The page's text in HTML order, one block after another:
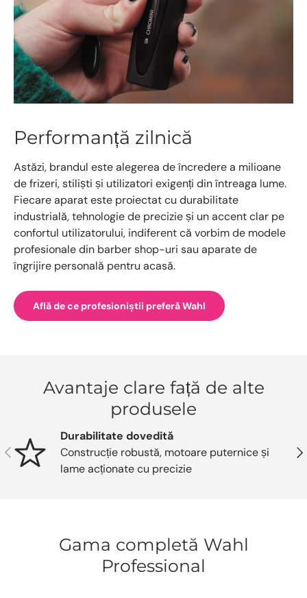
Performanță zilnică
Astăzi, brandul este alegerea de încredere a milioane
de frizeri, stiliști și utilizatori exigenți din întreaga lume.
Fiecare aparat este proiectat cu durabilitate
industrială, tehnologie de precizie și un accent clar pe
confortul utilizatorului, indiferent că vorbim de modele
profesionale din barber shop-uri sau aparate de
îngrijire personală pentru acasă.
Află de ce profesioniștii preferă Wahl
Avantaje clare față de alte
produsele
Anterior
Durabilitate dovedită
Construcție robustă, motoare puternice și
lame acționate cu precizie
Gama completă Wahl
Professional